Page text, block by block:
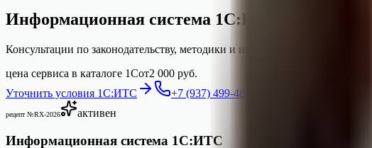
Информационная система 1С:ИТС
Консультации по законодательству, методики и инструкции по работе с
цена сервиса в каталоге 1Сот2 000 руб.
Уточнить условия 1С:ИТС
+7 (937) 499-48-14
рецепт №RX-2026 активен
Информационная система 1С:ИТС